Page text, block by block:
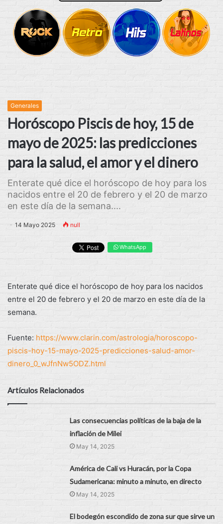
Generales
Horóscopo Piscis de hoy, 15 de
mayo de 2025: las predicciones
para la salud, el amor y el dinero
Enterate qué dice el horóscopo de hoy para los
nacidos entre el 20 de febrero y el 20 de marzo
en este día de la semana....
14 Mayo 2025 null
WhatsApp
Enterate qué dice el horóscopo de hoy para los nacidos
entre el 20 de febrero y el 20 de marzo en este día de la
semana.
Fuente: https://www.clarin.com/astrologia/horoscopo-
piscis-hoy-15-mayo-2025-predicciones-salud-amor-
dinero_0_wJfnNw5ODZ.html
Artículos Relacionados
Las consecuencias políticas de la baja de la
inflación de Milei
May 14, 2025
América de Cali vs Huracán, por la Copa
Sudamericana: minuto a minuto, en directo
May 14, 2025
El bodegón escondido de zona sur que sirve un